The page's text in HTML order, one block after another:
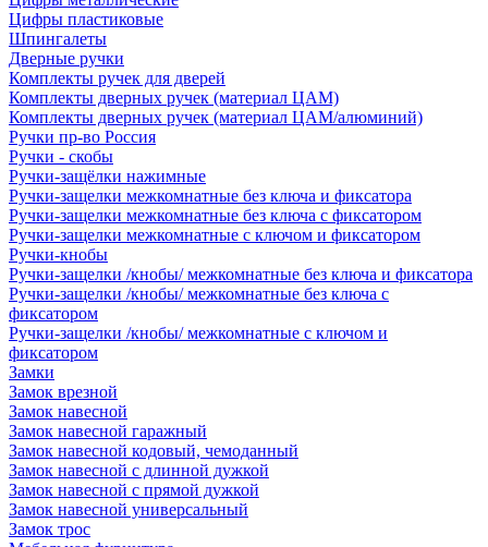
Цифры пластиковые
Шпингалеты
Дверные ручки
Комплекты ручек для дверей
Комплекты дверных ручек (материал ЦАМ)
Комплекты дверных ручек (материал ЦАМ/алюминий)
Ручки пр-во Россия
Ручки - скобы
Ручки-защёлки нажимные
Ручки-защелки межкомнатные без ключа и фиксатора
Ручки-защелки межкомнатные без ключа с фиксатором
Ручки-защелки межкомнатные с ключом и фиксатором
Ручки-кнобы
Ручки-защелки /кнобы/ межкомнатные без ключа и фиксатора
Ручки-защелки /кнобы/ межкомнатные без ключа с
фиксатором
Ручки-защелки /кнобы/ межкомнатные с ключом и
фиксатором
Замки
Замок врезной
Замок навесной
Замок навесной гаражный
Замок навесной кодовый, чемоданный
Замок навесной с длинной дужкой
Замок навесной с прямой дужкой
Замок навесной универсальный
Замок трос